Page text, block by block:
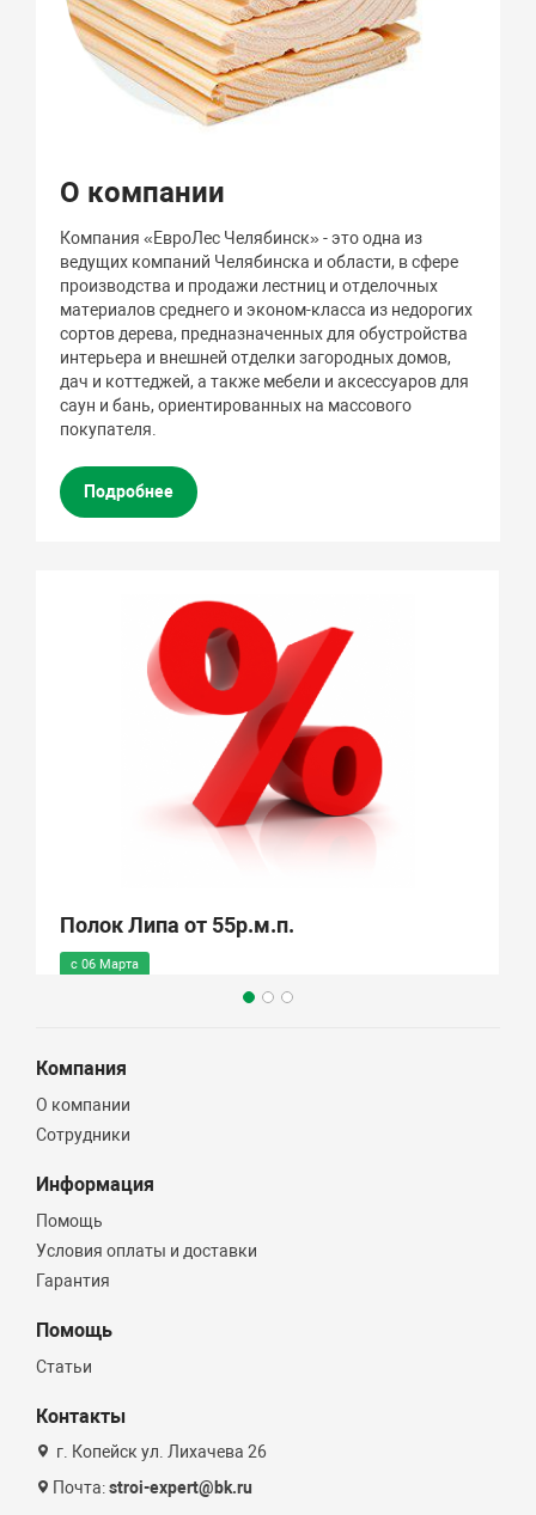
О компании
Компания «ЕвроЛес Челябинск» - это одна из
ведущих компаний Челябинска и области, в сфере
производства и продажи лестниц и отделочных
материалов среднего и эконом-класса из недорогих
сортов дерева, предназначенных для обустройства
интерьера и внешней отделки загородных домов,
дач и коттеджей, а также мебели и аксессуаров для
саун и бань, ориентированных на массового
покупателя.
Подробнее
Полок Липа от 55р.м.п.
с 06 Марта
Компания
О компании
Сотрудники
Информация
Помощь
Условия оплаты и доставки
Гарантия
Помощь
Статьи
Контакты
г. Копейск ул. Лихачева 26
Почта:stroi-expert@bk.ru